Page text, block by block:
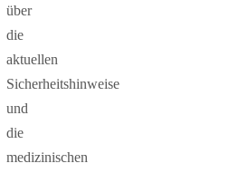
über
die
aktuellen
Sicherheitshinweise
und
die
medizinischen